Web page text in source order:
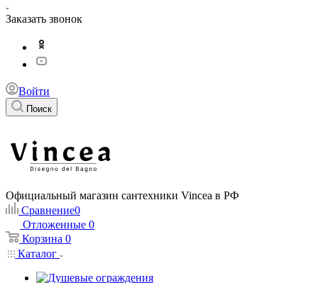
Заказать звонок
Войти
Поиск
Официальный магазин сантехники Vincea в РФ
Сравнение0
Отложенные 0
Корзина 0
Каталог